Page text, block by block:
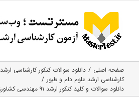
content
صفحه اصلی
دانلود سوالات کنکور کارشناسی ارشد
کارشناسی ارشد علوم دام و طیور
دانلود سوالات و کلید کنکور ارشد ۹۱ مهندسی کشاورزی دام و طیور (رایگان)